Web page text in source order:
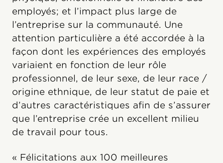
employés; et l’impact plus large de
l’entreprise sur la communauté. Une
attention particulière a été accordée à la
façon dont les expériences des employés
variaient en fonction de leur rôle
professionnel, de leur sexe, de leur race /
origine ethnique, de leur statut de paie et
d’autres caractéristiques afin de s’assurer
que l’entreprise crée un excellent milieu
de travail pour tous.
« Félicitations aux 100 meilleures